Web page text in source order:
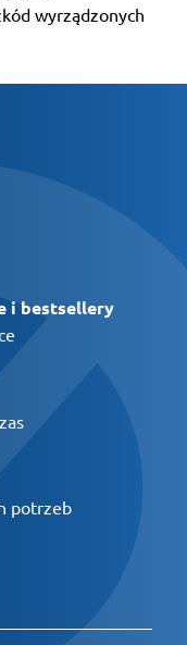
wyrządzonych
i bestsellery
potrzeb